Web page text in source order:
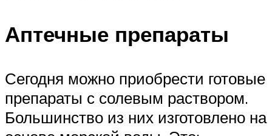
Аптечные препараты
Сегодня можно приобрести готовые
препараты с солевым раствором.
Большинство из них изготовлено на